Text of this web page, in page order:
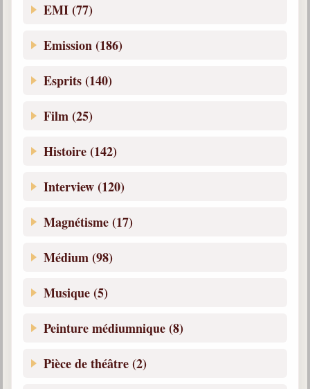
Médias spirites
EMI (77)
Emission (186)
Esprits (140)
Film (25)
Histoire (142)
Interview (120)
Magnétisme (17)
Médium (98)
Musique (5)
Peinture médiumnique (8)
Pièce de théâtre (2)